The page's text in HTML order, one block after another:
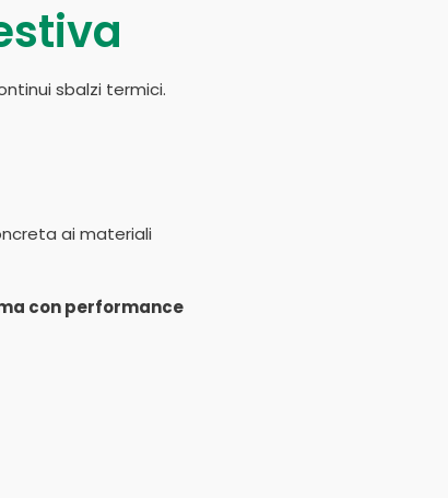
sbalzi termici.
ai materiali
con performance